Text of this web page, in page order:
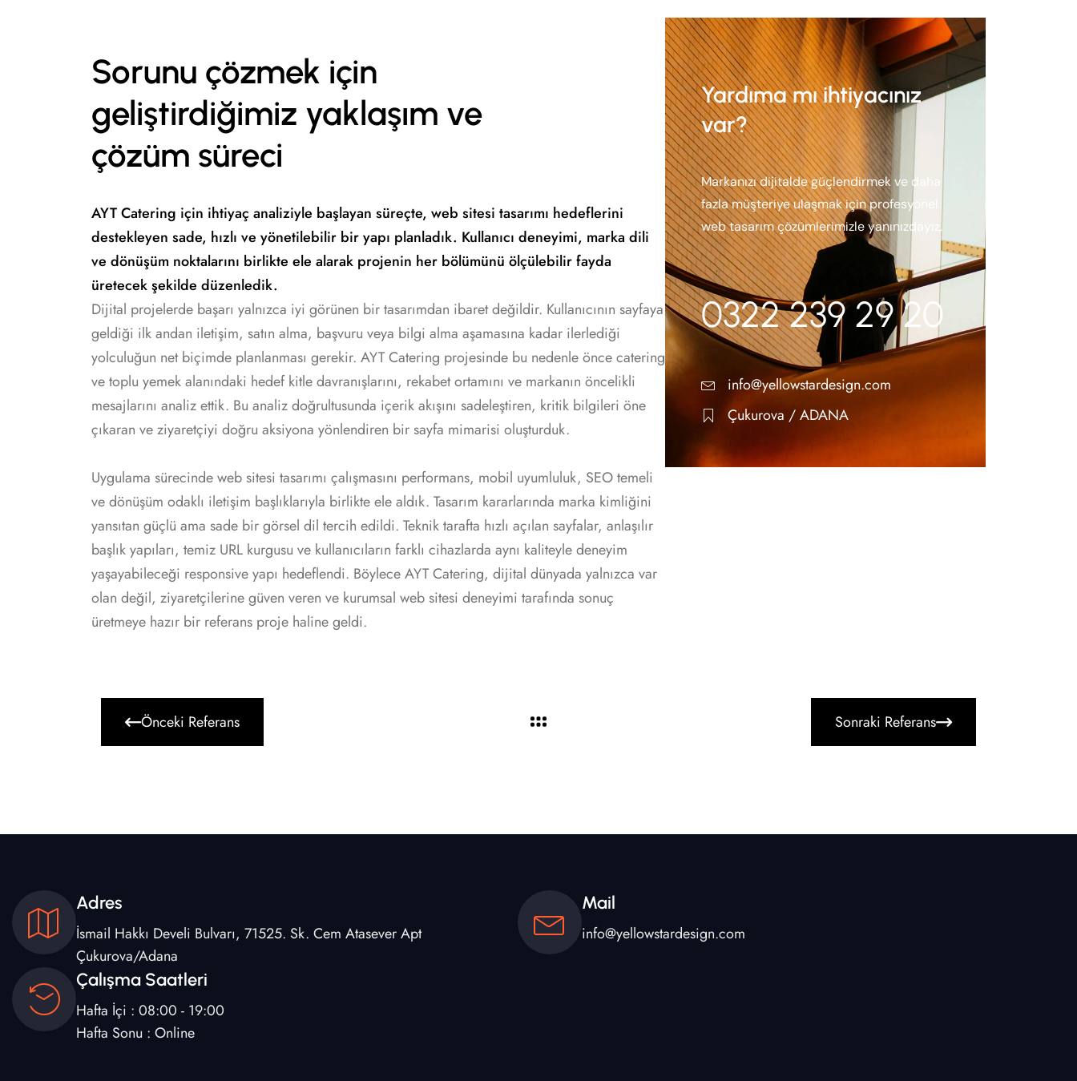
Sorunu çözmek için
geliştirdiğimiz yaklaşım ve
çözüm süreci
AYT Catering için ihtiyaç analiziyle başlayan süreçte, web sitesi tasarımı hedeflerini
destekleyen sade, hızlı ve yönetilebilir bir yapı planladık. Kullanıcı deneyimi, marka dili
ve dönüşüm noktalarını birlikte ele alarak projenin her bölümünü ölçülebilir fayda
üretecek şekilde düzenledik.
Dijital projelerde başarı yalnızca iyi görünen bir tasarımdan ibaret değildir. Kullanıcının sayfaya
geldiği ilk andan iletişim, satın alma, başvuru veya bilgi alma aşamasına kadar ilerlediği
yolculuğun net biçimde planlanması gerekir. AYT Catering projesinde bu nedenle önce catering
ve toplu yemek alanındaki hedef kitle davranışlarını, rekabet ortamını ve markanın öncelikli
mesajlarını analiz ettik. Bu analiz doğrultusunda içerik akışını sadeleştiren, kritik bilgileri öne
çıkaran ve ziyaretçiyi doğru aksiyona yönlendiren bir sayfa mimarisi oluşturduk.
Uygulama sürecinde web sitesi tasarımı çalışmasını performans, mobil uyumluluk, SEO temeli
ve dönüşüm odaklı iletişim başlıklarıyla birlikte ele aldık. Tasarım kararlarında marka kimliğini
yansıtan güçlü ama sade bir görsel dil tercih edildi. Teknik tarafta hızlı açılan sayfalar, anlaşılır
başlık yapıları, temiz URL kurgusu ve kullanıcıların farklı cihazlarda aynı kaliteyle deneyim
yaşayabileceği responsive yapı hedeflendi. Böylece AYT Catering, dijital dünyada yalnızca var
olan değil, ziyaretçilerine güven veren ve kurumsal web sitesi deneyimi tarafında sonuç
üretmeye hazır bir referans proje haline geldi.
Yardıma mı ihtiyacınız
var?
Markanızı dijitalde güçlendirmek ve daha
fazla müşteriye ulaşmak için profesyonel
web tasarım çözümlerimizle yanınızdayız.
0322 239 29 20
info@yellowstardesign.com
Çukurova / ADANA
Önceki Referans Sonraki Referans
Adres
İsmail Hakkı Develi Bulvarı, 71525. Sk. Cem Atasever Apt
Çukurova/Adana
Mail
info@yellowstardesign.com
Çalışma Saatleri
Hafta İçi : 08:00 - 19:00
Hafta Sonu : Online